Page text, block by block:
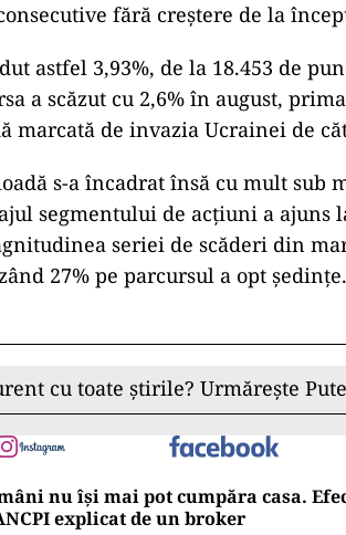
fără creştere de la
astfel 3,93%, de la 18.453 de
a scăzut cu 2,6% în august,
marcată de invazia Ucrainei de
s-a încadrat însă cu mult sub
segmentului de acţiuni a ajuns
seriei de scăderi din
27% pe parcursul a opt şedinţe.
cu toate știrile? Urmărește
nu își mai pot cumpăra casa.
explicat de un broker